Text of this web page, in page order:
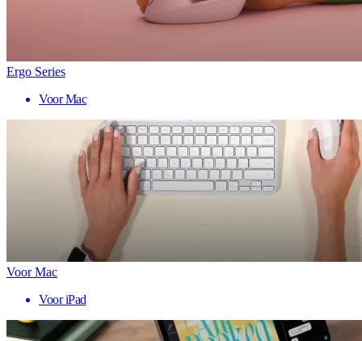
Ergo Series
Voor Mac
Voor Mac
Voor iPad